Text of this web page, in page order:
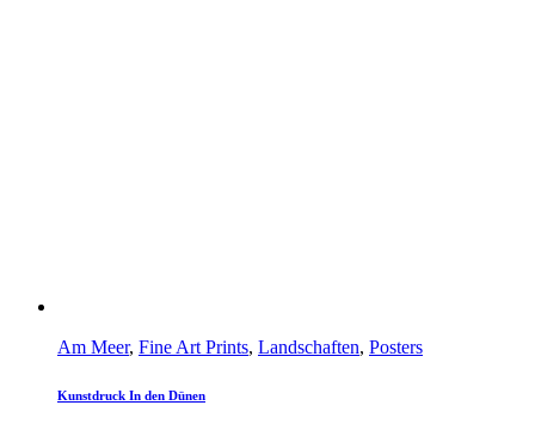
Am Meer, Fine Art Prints, Landschaften, Posters
Kunstdruck In den Dünen